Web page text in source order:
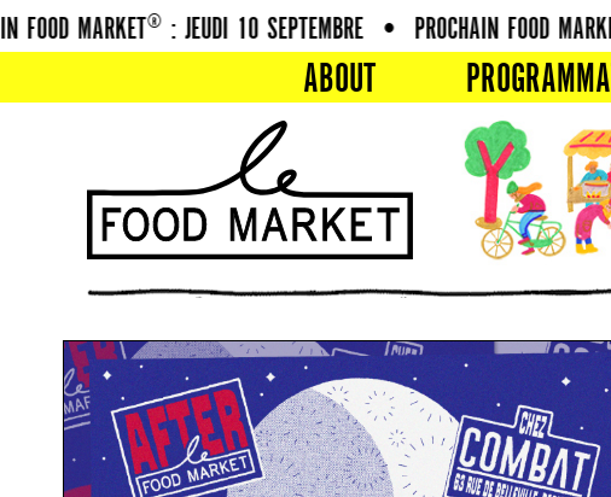
MARKET® : JEUDI 10 SEPTEMBRE • PROCHAIN FOOD
ABOUT